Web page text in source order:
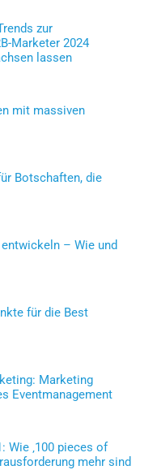
zur
Marketer 2024
lassen
mit massiven
Botschaften, die
– Wie und
für die Best
Marketing
Eventmanagement
Wie ‚100 pieces of
mehr sind